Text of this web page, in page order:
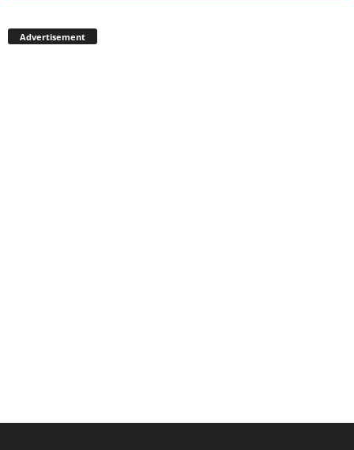
Advertisement